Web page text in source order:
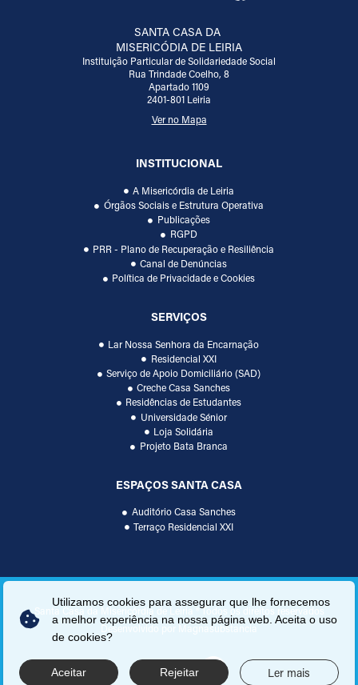
SANTA CASA DA
MISERICÓDIA DE LEIRIA
Instituição Particular de Solidariedade Social
Rua Trindade Coelho, 8
Apartado 1109
2401-801 Leiria
Ver no Mapa
INSTITUCIONAL
A Misericórdia de Leiria
Órgãos Sociais e Estrutura Operativa
Publicações
RGPD
PRR - Plano de Recuperação e Resiliência
Canal de Denúncias
Política de Privacidade e Cookies
SERVIÇOS
Lar Nossa Senhora da Encarnação
Residencial XXI
Serviço de Apoio Domiciliário (SAD)
Creche Casa Sanches
Residências de Estudantes
Universidade Sénior
Loja Solidária
Projeto Bata Branca
ESPAÇOS SANTA CASA
Auditório Casa Sanches
Terraço Residencial XXI
Santa Casa da Misericórdia de Leiria ® Todos os direitos reservados
Desenvolvido por
Magnasubstancia
Voltar ao topo
Utilizamos cookies para assegurar que lhe fornecemos
a melhor experiência na nossa página web. Aceita o uso
de cookies?
Aceitar Rejeitar Ler mais